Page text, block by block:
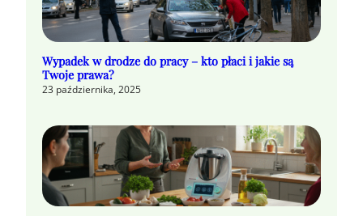
Wypadek w drodze do pracy – kto płaci i jakie są
Twoje prawa?
23 października, 2025